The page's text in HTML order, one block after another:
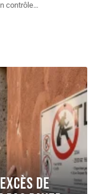
contrôle…
de